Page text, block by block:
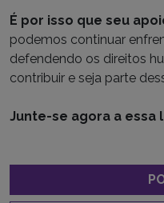
É por isso que seu
podemos continuar
defendendo os direitos
contribuir e seja parte
Junte-se agora a essa